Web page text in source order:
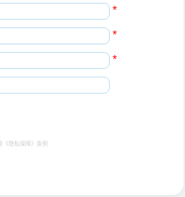
*
*
*
《隐私保障》 条例